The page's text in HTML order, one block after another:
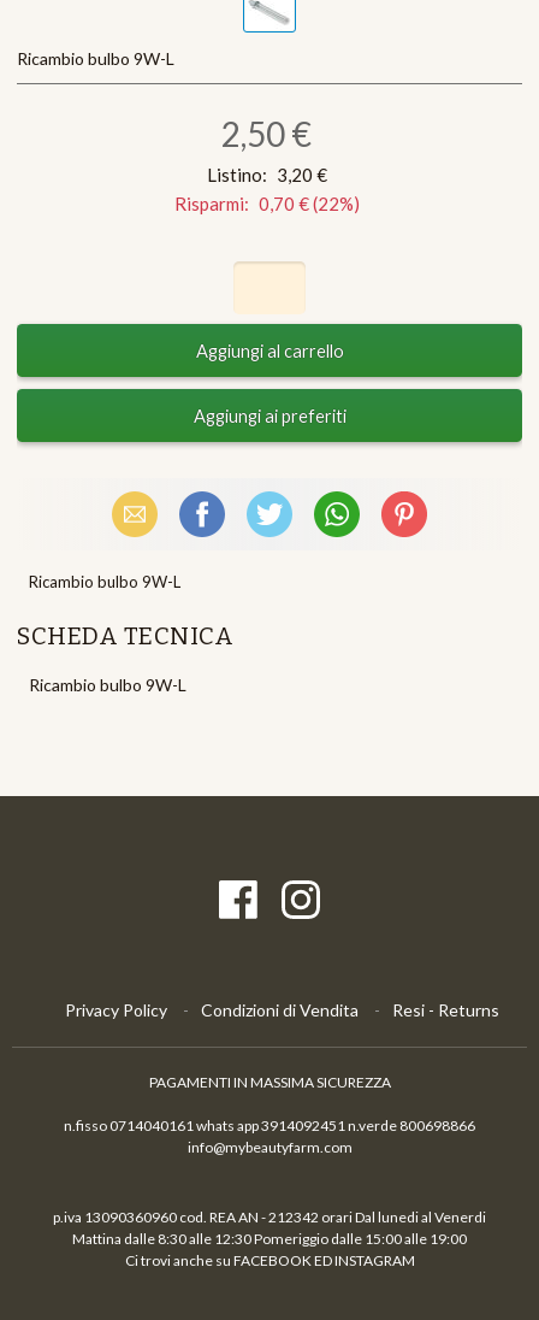
Ricambio bulbo 9W-L
2,50 €
Listino: 3,20 €
Risparmi: 0,70 €(22%)
Email FacebookX (Twitter)WhatsAppPinterest
Ricambio bulbo 9W-L
SCHEDA TECNICA
Ricambio bulbo 9W-L
Privacy Policy Condizioni di Vendita Resi - Returns
PAGAMENTI IN MASSIMA SICUREZZA
n.fisso 0714040161 whats app 3914092451 n.verde 800698866
info@mybeautyfarm.com
p.iva 13090360960 cod. REA AN - 212342 orari Dal lunedi al Venerdi
Mattina dalle 8:30 alle 12:30 Pomeriggio dalle 15:00 alle 19:00
Ci trovi anche su FACEBOOK ED INSTAGRAM